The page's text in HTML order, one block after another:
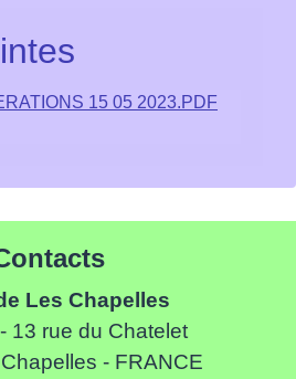
15 05 2023.PDF
Les Chapelles
13 rue du Chatelet
- FRANCE